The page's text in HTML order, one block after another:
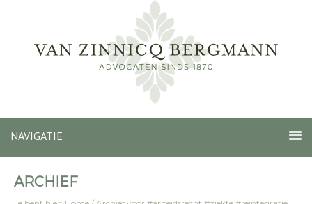
NAVIGATIE
ARCHIEF